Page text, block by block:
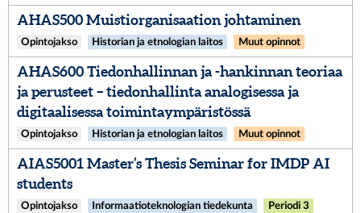
AHAS500 Muistiorganisaation johtaminen
Opintojakso Historian ja etnologian laitos Muut opinnot
AHAS600 Tiedonhallinnan ja -hankinnan teoriaa
ja perusteet – tiedonhallinta analogisessa ja
digitaalisessa toimintaympäristössä
Opintojakso Historian ja etnologian laitos Muut opinnot
AIAS5001 Master’s Thesis Seminar for IMDP AI
students
Opintojakso Informaatioteknologian tiedekunta Periodi 3